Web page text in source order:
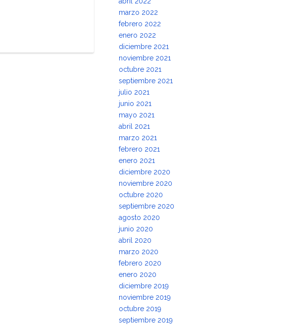
marzo 2022
febrero 2022
enero 2022
diciembre 2021
noviembre 2021
octubre 2021
septiembre 2021
julio 2021
junio 2021
mayo 2021
abril 2021
marzo 2021
febrero 2021
enero 2021
diciembre 2020
noviembre 2020
octubre 2020
septiembre 2020
agosto 2020
junio 2020
abril 2020
marzo 2020
febrero 2020
enero 2020
diciembre 2019
noviembre 2019
octubre 2019
septiembre 2019